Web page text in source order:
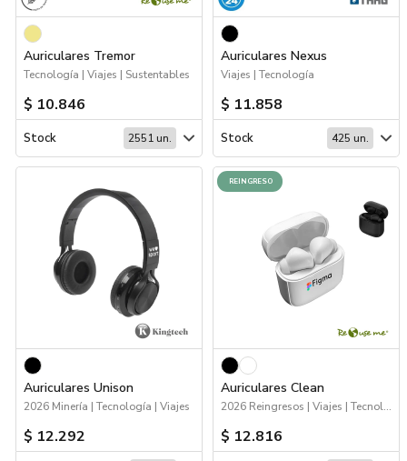
Auriculares Tremor
Tecnología | Viajes | Sustentables
$ 10.846
Stock 2551 un.
Auriculares Nexus
Viajes | Tecnología
$ 11.858
Stock 425 un.
Auriculares Unison
2026 Minería | Tecnología | Viajes
$ 12.292
REINGRESO
Auriculares Clean
2026 Reingresos | Viajes | Tecnología | Sustentables
$ 12.816